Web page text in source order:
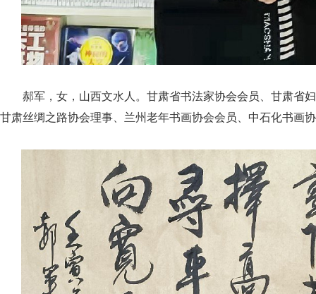
郝军，女，山西文水人。甘肃省书法家协会会员、甘肃省
甘肃丝绸之路协会理事、兰州老年书画协会会员、中石化书画